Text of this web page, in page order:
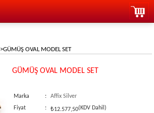
>GÜMÜŞ OVAL MODEL SET
GÜMÜŞ OVAL MODEL SET
Marka :
Affix Silver
Fiyat
: ₺12.577,50(KDV Dahil)